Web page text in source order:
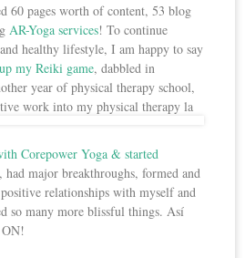
60 pages worth of content, 53 blog
AR-Yoga services! To continue
healthy lifestyle, I am happy to say
my Reiki game, dabbled in
year of physical therapy school,
work into my physical therapy la
Corepower Yoga & started
, had major breakthroughs, formed and
relationships with myself and
so many more blissful things. Así